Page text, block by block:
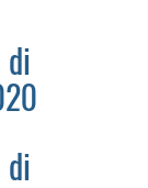
di
di